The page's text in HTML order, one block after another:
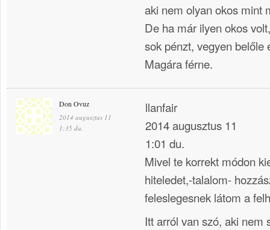
aki nem olyan okos mint
De ha már ilyen okos
sok pénzt, vegyen belőle
Magára férne.
Don Ovuz
2014 augusztus 11
1:35 du.
llanfair
2014 augusztus 11
1:01 du.
Mivel te korrekt módon
hiteledet,-talalom-
feleslegesnek látom a
Itt arról van szó, aki nem